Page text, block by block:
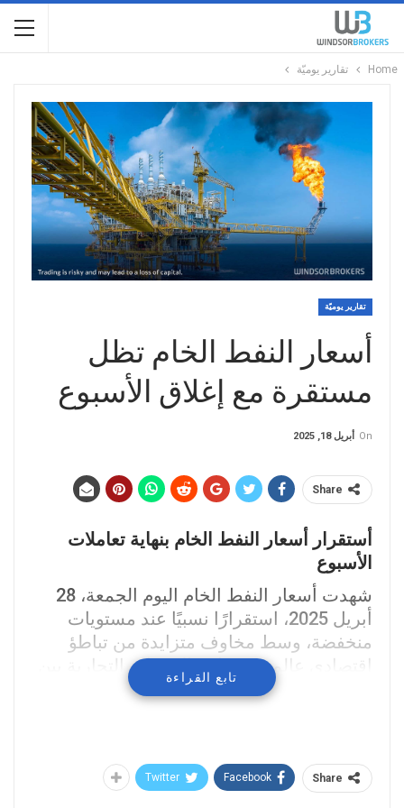
Home تقارير يوميّة
تقارير يوميّة
أسعار النفط الخام تظل
مستقرة مع إغلاق الأسبوع
On أبريل 18, 2025
Share
أستقرار أسعار النفط الخام بنهاية تعاملات
الأسبوع
شهدت أسعار النفط الخام اليوم الجمعة، 28
أبريل 2025، استقرارًا نسبيًا عند مستويات
منخفضة، وسط مخاوف متزايدة من تباطؤ
اقتصادي عالمي وتصاعد التوترات التجارية بين
الولايات المتحدة والصين
العقود الآجلة لخام برنت عند حوالي 64.66
تابع القراءة
Share
Facebook
Twitter